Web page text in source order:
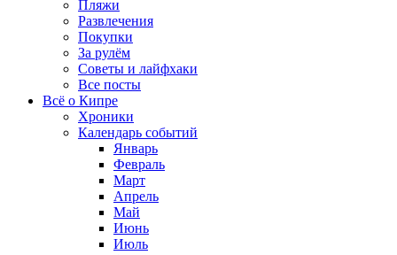
Пляжи
Развлечения
Покупки
За рулём
Советы и лайфхаки
Все посты
Всё о Кипре
Хроники
Календарь событий
Январь
Февраль
Март
Апрель
Май
Июнь
Июль